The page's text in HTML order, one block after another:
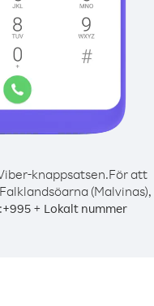
knappsatsen.För att
(Malvinas),
+995 + Lokalt nummer